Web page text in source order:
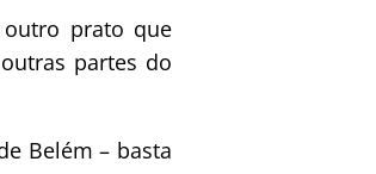
prato que
partes do
Belém – basta